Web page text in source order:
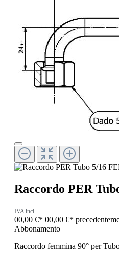
Raccordo PER
IVA incl.
00,00 €* 00,00 €*
Abbonamento
Raccordo femmina 90° per